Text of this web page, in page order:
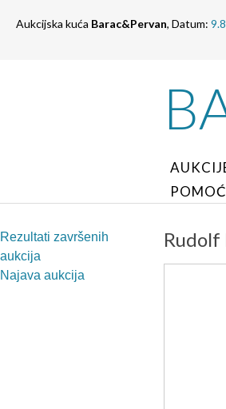
Aukcijska kuća Barac&Pervan, Datum:
Rezultati završenih
aukcija
Najava aukcija
Rudolf